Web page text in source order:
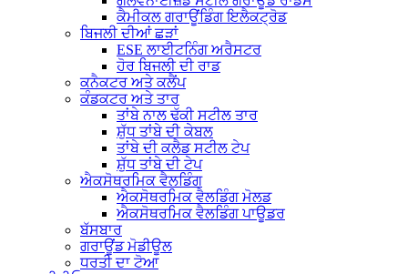
ਕੈਮੀਕਲ ਗਰਾਊਂਡਿੰਗ ਇਲੈਕਟ੍ਰੋਡ
ਬਿਜਲੀ ਦੀਆਂ ਛੜਾਂ
ESE ਲਾਈਟਨਿੰਗ ਅਰੈਸਟਰ
ਹੋਰ ਬਿਜਲੀ ਦੀ ਰਾਡ
ਕਨੈਕਟਰ ਅਤੇ ਕਲੈਂਪ
ਕੰਡਕਟਰ ਅਤੇ ਤਾਰ
ਤਾਂਬੇ ਨਾਲ ਢੱਕੀ ਸਟੀਲ ਤਾਰ
ਸ਼ੁੱਧ ਤਾਂਬੇ ਦੀ ਕੇਬਲ
ਤਾਂਬੇ ਦੀ ਕਲੈਡ ਸਟੀਲ ਟੇਪ
ਸ਼ੁੱਧ ਤਾਂਬੇ ਦੀ ਟੇਪ
ਐਕਸੋਥਰਮਿਕ ਵੈਲਡਿੰਗ
ਐਕਸੋਥਰਮਿਕ ਵੈਲਡਿੰਗ ਮੋਲਡ
ਐਕਸੋਥਰਮਿਕ ਵੈਲਡਿੰਗ ਪਾਊਡਰ
ਬੱਸਬਾਰ
ਗਰਾਊਂਡ ਮੋਡੀਊਲ
ਧਰਤੀ ਦਾ ਟੋਆ